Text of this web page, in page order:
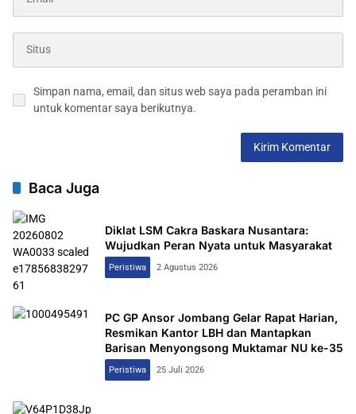
Simpan nama, email, dan situs web saya pada peramban ini
untuk komentar saya berikutnya.
Baca Juga
Diklat LSM Cakra Baskara Nusantara:
Wujudkan Peran Nyata untuk Masyarakat
Peristiwa 2 Agustus 2026
PC GP Ansor Jombang Gelar Rapat Harian,
Resmikan Kantor LBH dan Mantapkan
Barisan Menyongsong Muktamar NU ke-35
Peristiwa 25 Juli 2026